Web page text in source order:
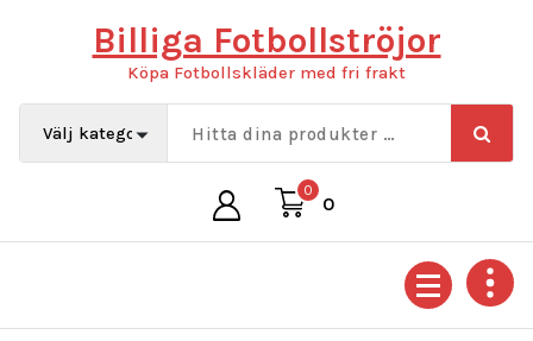
Billiga Fotbollströjor
Köpa Fotbollskläder med fri frakt
0
0